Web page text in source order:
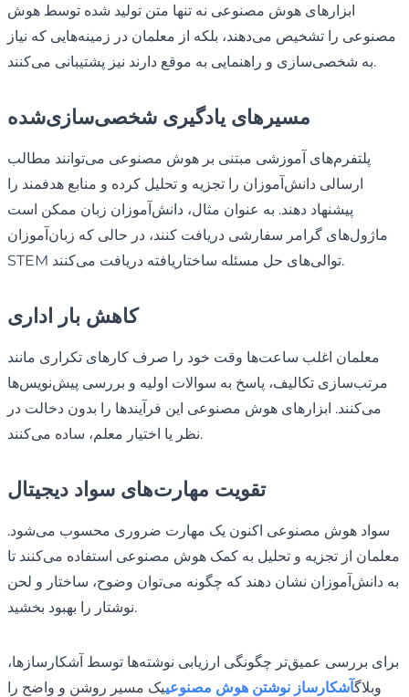
ابزارهای هوش مصنوعی نه تنها متن تولید شده توسط هوش
مصنوعی را تشخیص می‌دهند، بلکه از معلمان در زمینه‌هایی که نیاز
به شخصی‌سازی و راهنمایی به موقع دارند نیز پشتیبانی می‌کنند.
مسیرهای یادگیری شخصی‌سازی‌شده
پلتفرم‌های آموزشی مبتنی بر هوش مصنوعی می‌توانند مطالب
ارسالی دانش‌آموزان را تجزیه و تحلیل کرده و منابع هدفمند را
پیشنهاد دهند. به عنوان مثال، دانش‌آموزان زبان ممکن است
ماژول‌های گرامر سفارشی دریافت کنند، در حالی که زبان‌آموزان
STEM توالی‌های حل مسئله ساختاریافته دریافت می‌کنند.
کاهش بار اداری
معلمان اغلب ساعت‌ها وقت خود را صرف کارهای تکراری مانند
مرتب‌سازی تکالیف، پاسخ به سوالات اولیه و بررسی پیش‌نویس‌ها
می‌کنند. ابزارهای هوش مصنوعی این فرآیندها را بدون دخالت در
نظر یا اختیار معلم، ساده می‌کنند.
تقویت مهارت‌های سواد دیجیتال
سواد هوش مصنوعی اکنون یک مهارت ضروری محسوب می‌شود.
معلمان از تجزیه و تحلیل به کمک هوش مصنوعی استفاده می‌کنند تا
به دانش‌آموزان نشان دهند که چگونه می‌توان وضوح، ساختار و لحن
نوشتار را بهبود بخشید.
برای بررسی عمیق‌تر چگونگی ارزیابی نوشته‌ها توسط آشکارسازها،
وبلاگآشکارساز نوشتن هوش مصنوعییک مسیر روشن و واضح را